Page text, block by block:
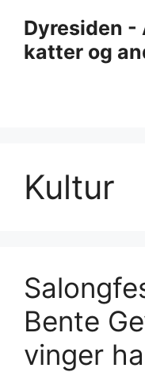
innhold
Dyresiden -
katter og
Kultur
Bente
vinger